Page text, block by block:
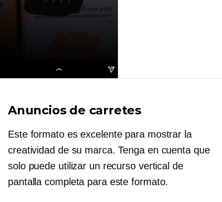
Anuncios de carretes
Este formato es excelente para mostrar la
creatividad de su marca. Tenga en cuenta que
solo puede utilizar un recurso vertical de
pantalla completa para este formato.